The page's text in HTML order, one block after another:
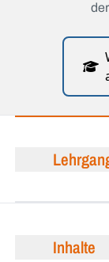
Inhalte